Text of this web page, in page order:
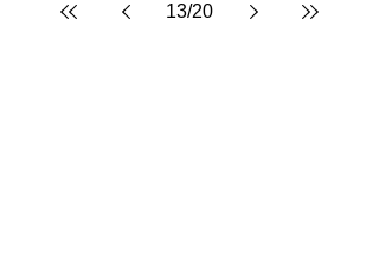
13/20